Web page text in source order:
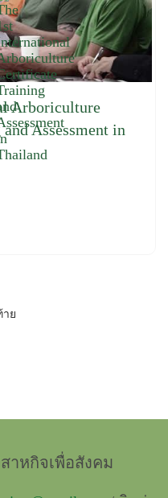
Arboriculture
Assessment in
าย
าหกิจเพื่อสังคม